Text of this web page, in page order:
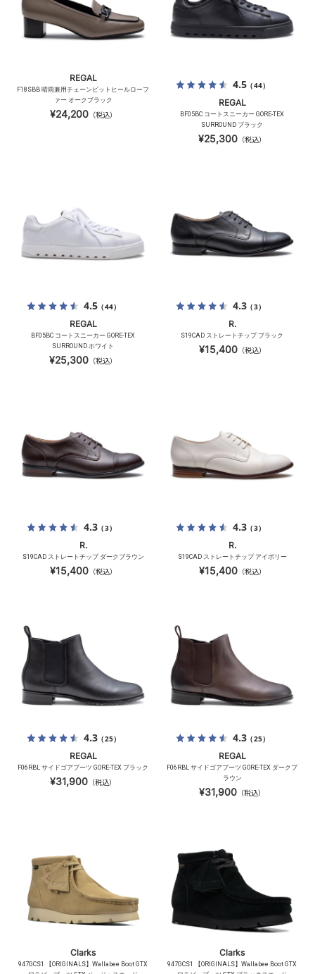
REGAL
F18SBB 晴雨兼用チェーンビットヒールローフ
ァー オークブラック
¥24,200（税込）
4.5（44）
REGAL
BF05BC コートスニーカー GORE-TEX
SURROUND ブラック
¥25,300 （税込）
4.5（44）
REGAL
BF05BC コートスニーカー GORE-TEX
SURROUND ホワイト
¥25,300 （税込）
4.3（3）
R.
S19CAD ストレートチップ ブラック
¥15,400（税込）
4.3（3）
R.
S19CAD ストレートチップ ダークブラウン
¥15,400（税込）
4.3（3）
R.
S19CAD ストレートチップ アイボリー
¥15,400（税込）
4.3（25）
REGAL
F06RBL サイドゴアブーツ GORE-TEX ブラック
¥31,900 （税込）
4.3（25）
REGAL
F06RBL サイドゴアブーツ GORE-TEX ダークブ
ラウン
¥31,900 （税込）
Clarks
947GCS1 【ORIGINALS】Wallabee Boot GTX
Clarks
947GCS1 【ORIGINALS】Wallabee Boot GTX